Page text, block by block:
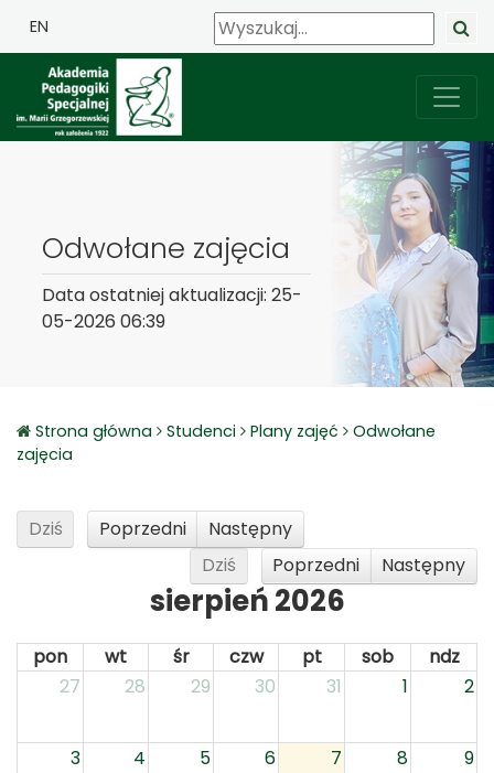
EN
Odwołane zajęcia
Data ostatniej aktualizacji: 25-
05-2026 06:39
Strona główna Studenci Plany zajęć
Odwołane
zajęcia
Dziś Poprzedni
Następny
Dziś
Poprzedni Następny
sierpień 2026
pon wt śr czw pt sob
ndz
27
28 29 30 31 1 2
3 4 5 6 7 8 9